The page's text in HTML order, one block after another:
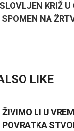
KRIŽ U
SPOMEN NA
LIKE
ŽIVIMO LI U
POVRATKA